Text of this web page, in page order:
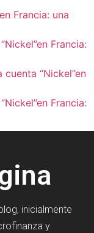
Francia: una
Francia:
cuenta “Nickel”en
Francia:
inicialmente
y